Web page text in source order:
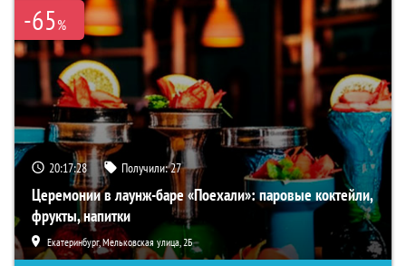
-65%
20:17:27 Получили:27
Церемонии в лаунж-баре «Поехали»: паровые коктейли,
фрукты, напитки
Екатеринбург, Мельковская улица, 2Б